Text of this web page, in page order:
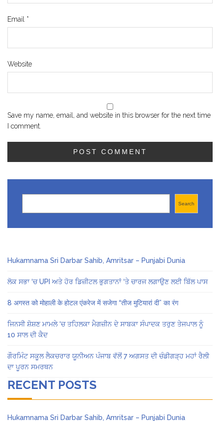
Email *
Website
Save my name, email, and website in this browser for the next time
I comment.
Search
Hukamnama Sri Darbar Sahib, Amritsar – Punjabi Dunia
ਲੋਕ ਸਭਾ ‘ਚ UPI ਅਤੇ ਹੋਰ ਡਿਜ਼ੀਟਲ ਭੁਗਤਾਨਾਂ ‘ਤੇ ਚਾਰਜ ਲਗਾਉਣ ਲਈ ਬਿੱਲ ਪਾਸ
8 अगस्त को मोहाली के होटल एंकरेज में सजेगा “तीज मुटियारां दी” का रंग
ਜਿਨਸੀ ਸ਼ੋਸ਼ਣ ਮਾਮਲੇ ‘ਚ ਤਹਿਲਕਾ ਮੈਗਜ਼ੀਨ ਦੇ ਸਾਬਕਾ ਸੰਪਾਦਕ ਤਰੁਣ ਤੇਜਪਾਲ ਨੂੰ
10 ਸਾਲ ਦੀ ਕੈਦ
ਗੌਰਮਿੰਟ ਸਕੂਲ ਲੈਕਚਰਾਰ ਯੂਨੀਅਨ ਪੰਜਾਬ ਵੱਲੋਂ 7 ਅਗਸਤ ਦੀ ਚੰਡੀਗੜ੍ਹ ਮਹਾਂ ਰੈਲੀ
ਦਾ ਪੂਰਨ ਸਮਰਥਨ
RECENT POSTS
Hukamnama Sri Darbar Sahib, Amritsar – Punjabi Dunia